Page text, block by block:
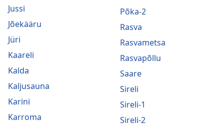
Jussi
Jõekääru
Jüri
Kaareli
Kalda
Kaljusauna
Karini
Karroma
Põka-2
Rasva
Rasvametsa
Rasvapõllu
Saare
Sireli
Sireli-1
Sireli-2